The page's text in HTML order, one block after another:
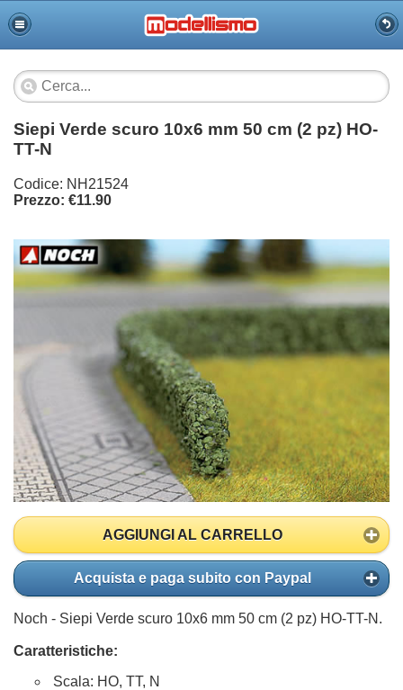
Siepi Verde scuro 10x6 mm 50 cm (2 pz) HO-
TT-N
Codice: NH21524
Prezzo: €11.90
AGGIUNGI AL CARRELLO
Acquista e paga subito con Paypal
Noch - Siepi Verde scuro 10x6 mm 50 cm (2 pz) HO-TT-N.
Caratteristiche:
Scala: HO, TT, N